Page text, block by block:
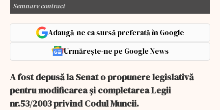
Semnare contract
Adaugă-ne ca sursă preferată în Google
Urmărește-ne pe Google News
A fost depusă la Senat o propunere legislativă
pentru modificarea și completarea Legii
nr.53/2003 privind Codul Muncii.